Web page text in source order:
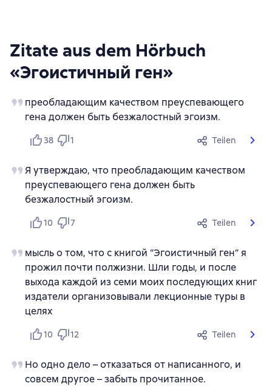
Zitate aus dem Hörbuch
«Эгоистичный ген»
преобладающим качеством преуспевающего
гена должен быть безжалостный эгоизм.
38 1 Teilen
Я утверждаю, что преобладающим качеством
преуспевающего гена должен быть
безжалостный эгоизм.
10 7 Teilen
мысль о том, что с книгой “Эгоистичный ген” я
прожил почти полжизни. Шли годы, и после
выхода каждой из семи моих последующих книг
издатели организовывали лекционные туры в
целях
10 12 Teilen
Но одно дело – отказаться от написанного, и
совсем другое – забыть прочитанное.